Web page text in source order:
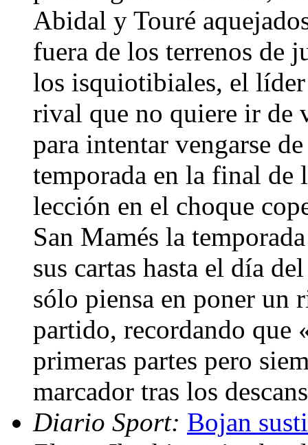
Abidal y Touré
fuera de los terrenos de
los isquiotibiales, el
rival que no quiere ir de
para intentar vengarse
temporada en la final de
lección en el choque
San Mamés la
sus cartas hasta el día
sólo piensa en poner un
partido, recordando que
primeras partes pero
marcador tras los
Diario Sport: Bojan